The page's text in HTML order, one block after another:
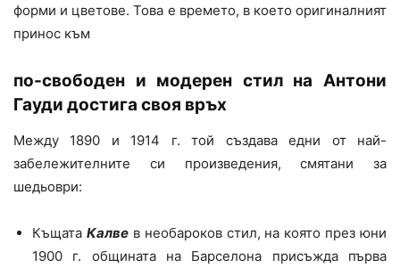
форми и цветове. Това е времето, в което оригиналният
принос към
по-свободен и модерен стил на Антони
Гауди достига своя връх
Между 1890 и 1914 г. той създава едни от най-
забележителните си произведения, смятани за
шедьоври:
Къщата Калвев необароков стил, на която през юни
1900 г. общината на Барселона присъжда първа